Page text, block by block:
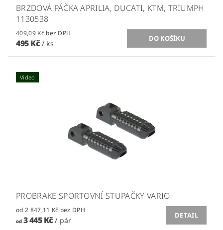
BRZDOVÁ PÁČKA APRILIA, DUCATI, KTM, TRIUMPH
1130538
409,09 Kč bez DPH
495 Kč / ks
Video
PROBRAKE SPORTOVNÍ STUPAČKY VARIO
od 2 847,11 Kč bez DPH
od3 445 Kč/ pár
DETAIL